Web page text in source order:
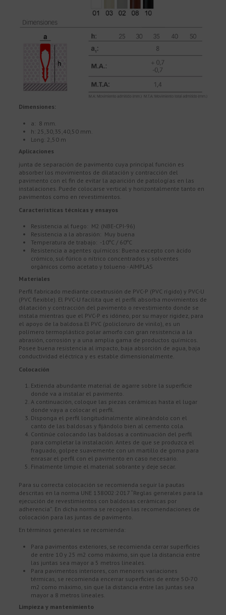
Dimensiones:
a: 8 mm.
h: 25,30,35,40,50 mm.
Long: 2,50 m
Aplicaciones
junta de separación de pavimento cuya principal función es
absorber los movimientos de dilatación y contracción del
pavimento con el fin de evitar la aparición de patologías en las
instalaciones. Puede colocarse vertical y horizontalmente tanto en
pavimentos como en revestimientos.
Características técnicas y ensayos
Resistencia al fuego: M2 (NBE-CPI-96)
Resistencia a la abrasión: Muy buena
Temperatura de trabajo: -10ºC / 60ºC
Resistencia a agentes químicos: Buena excepto con ácido
crómico, sul-fúrico o nítrico concentrados y solventes
orgánicos como acetato y tolueno - AIMPLAS
Materiales
Perfil fabricado mediante coextrusión de PVC-P (PVC rígido) y PVC-U
(PVC flexible). El PVC-U facilita que el perfil absorba movimientos de
dilatación y contracción del pavimento o revestimiento donde se
instala mientras que el PVC-P es idóneo, por su mayor rigidez, para
el apoyo de la baldosa.El PVC (policloruro de vinilo), es un
polímero termoplástico polar amorfo con gran resistencia a la
abrasión, corrosión y a una amplia gama de productos químicos.
Posee buena resistencia al impacto, baja absorción de agua, baja
conductividad eléctrica y es estable dimensionalmente.
Colocación
Extienda abundante material de agarre sobre la superficie
donde va a instalar el pavimento.
A continuación, coloque las piezas cerámicas hasta el lugar
donde vaya a colocar el perfil.
Disponga el perfil longitudinalmente alineándolo con el
canto de las baldosas y fijándolo bien al cemento cola.
Continúe colocando las baldosas a continuación del perfil
para completar la instalación. Antes de que se produzca el
fraguado, golpee suavemente con un martillo de goma para
enrasar el perfil con el pavimento en caso necesario.
Finalmente limpie el material sobrante y deje secar.
Para su correcta colocación se recomienda seguir la pautas
descritas en la norma UNE 138002:2017 “Reglas generales para la
ejecución de revestimientos con baldosas cerámicas por
adherencia”. En dicha norma se recogen las recomendaciones de
colocación para las juntas de pavimento.
En términos generales se recomienda:
Para pavimentos exteriores, se recomienda cerrar superficies
de entre 10 y 25 m2 como máximo, sin que la distancia entre
las juntas sea mayor a 5 metros lineales.
Para pavimentos interiores, con menores variaciones
térmicas, se recomienda encerrar superficies de entre 50-70
m2 como máximo, sin que la distancia entre las juntas sea
mayor a 8 metros lineales.
Limpieza y mantenimiento